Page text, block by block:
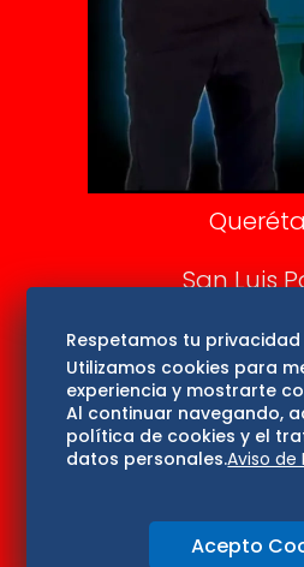
Aviso
San Luis
Edomex
Respetamos tu privacidad
Utilizamos cookies para
experiencia y mostrarte
Al continuar navegando,
política de cookies y el
datos personales.Aviso de
Acepto